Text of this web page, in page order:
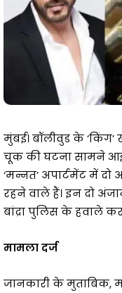
मुंबई। बॉलीवुड के
चूक की घटना सामने
‘मन्नत’ अपार्टमेंट में
रहने वाले हैं। इन दो
बांद्रा पुलिस के हवाले कर
मामला दर्ज
जानकारी के मुताबिक,